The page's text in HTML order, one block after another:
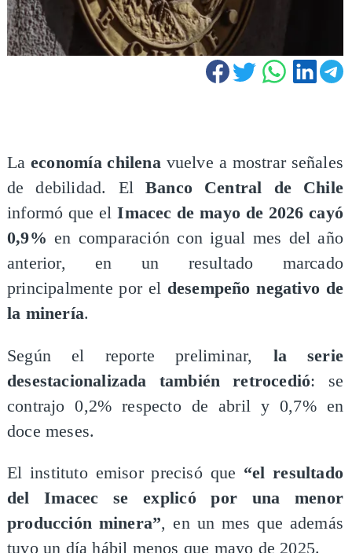
Laeconomía chilenavuelve a mostrar señales
de debilidad. El Banco Central de Chile
informó que elImacec de mayo de 2026 cayó
0,9% en comparación con igual mes del año
anterior, en un resultado marcado
principalmente por el desempeño negativo de
la minería.
Según el reporte preliminar, la serie
desestacionalizada también retrocedió: se
contrajo 0,2% respecto de abril y 0,7% en
doce meses.
El instituto emisor precisó que “el resultado
del Imacec se explicó por una menor
producción minera”, en un mes que además
tuvo un día hábil menos que mayo de 2025.